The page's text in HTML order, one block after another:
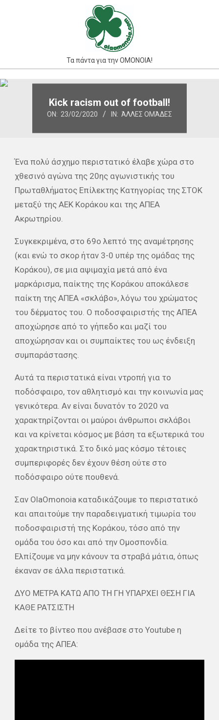
Τα πάντα για την ΟΜΟΝΟΙΑ!
Primary
Kick racism out of football!
ON: 23/02/2020 IN: ΆΛΛΕΣ ΟΜΆΔΕΣ
Ένα πολύ άσχημο περιστατικό έλαβε χώρα στο
χθεσινό αγώνα της 20ης αγωνιστικής του
Πρωταθλήματος Επίλεκτης Κατηγορίας της ΣΤΟΚ
μεταξύ της ΑΕΚ Κοράκου και της ΑΠΕΑ
Ακρωτηρίου.
Συγκεκριμένα, στο 69ο λεπτό της αναμέτρησης
(και ενώ το σκορ ήταν 3-0 υπέρ της ομάδας της
Κοράκου), σε μια αψιμαχία μετά από ένα
μαρκάρισμα, παίκτης της Κοράκου αποκάλεσε
παίκτη της ΑΠΕΑ «σκλάβο», λόγω του χρώματος
του δέρματος του. Ο ποδοσφαιριστής της ΑΠΕΑ
αποχώρησε από το γήπεδο και μαζί του
αποχώρησαν και οι συμπαίκτες του ως ένδειξη
συμπαράστασης.
Αυτά τα περιστατικά είναι ντροπή για το
ποδόσφαιρο, τον αθλητισμό και την κοινωνία μας
γενικότερα. Αν είναι δυνατόν το 2020 να
χαρακτηρίζονται οι μαύροι άνθρωποι σκλάβοι
και να κρίνεται κόσμος με βάση τα εξωτερικά του
χαρακτηριστικά. Στο δικό μας κόσμο τέτοιες
συμπεριφορές δεν έχουν θέση ούτε στο
ποδόσφαιρο ούτε πουθενά.
Σαν OlaOmonoia καταδικάζουμε το περιστατικό
και απαιτούμε την παραδειγματική τιμωρία του
ποδοσφαιριστή της Κοράκου, τόσο από την
ομάδα του όσο και από την Ομοσπονδία.
Ελπίζουμε να μην κάνουν τα στραβά μάτια, όπως
έκαναν σε άλλα περιστατικά.
ΔΥΟ ΜΕΤΡΑ ΚΑΤΩ ΑΠΟ ΤΗ ΓΗ ΥΠΑΡΧΕΙ ΘΕΣΗ ΓΙΑ
ΚΑΘΕ ΡΑΤΣΙΣΤΗ
Δείτε το βίντεο που ανέβασε στο Youtube η
ομάδα της ΑΠΕΑ: